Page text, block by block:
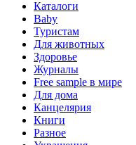
Каталоги
Baby
Туристам
Для животных
Здоровье
Журналы
Free sample в мире
Для дома
Канцелярия
Книги
Разное